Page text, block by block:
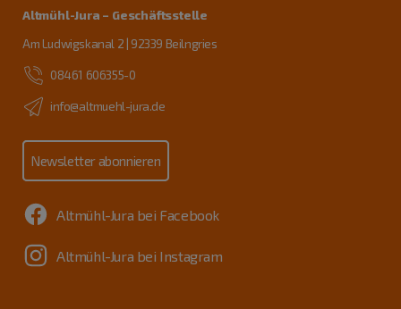
Altmühl-Jura – Geschäftsstelle
Am Ludwigskanal 2 | 92339 Beilngries
08461 606355-0
info@altmuehl-jura.de
Newsletter abonnieren
Altmühl-Jura bei Facebook
Altmühl-Jura bei Instagram